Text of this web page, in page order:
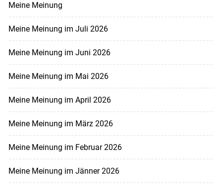
Meine Meinung
Meine Meinung im Juli 2026
Meine Meinung im Juni 2026
Meine Meinung im Mai 2026
Meine Meinung im April 2026
Meine Meinung im März 2026
Meine Meinung im Februar 2026
Meine Meinung im Jänner 2026